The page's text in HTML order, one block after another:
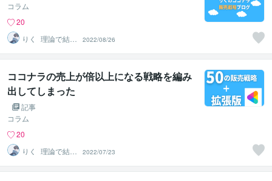
コラム
20
りく_理論で結果
を出すサービス
販売
2022/08/26
ココナラの売上が倍以上になる戦略を編み
出してしまった
記事
コラム
20
りく_理論で結果
を出すサービス
販売
2022/07/23